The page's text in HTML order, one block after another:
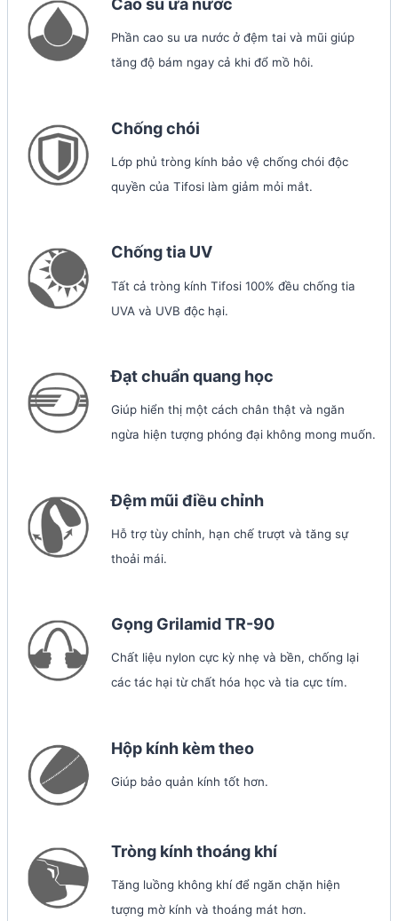
Cao su ưa nước
Phần cao su ưa nước ở đệm tai và mũi giúp
tăng độ bám ngay cả khi đổ mồ hôi.
Chống chói
Lớp phủ tròng kính bảo vệ chống chói độc
quyền của Tifosi làm giảm mỏi mắt.
Chống tia UV
Tất cả tròng kính Tifosi 100% đều chống tia
UVA và UVB độc hại.
Đạt chuẩn quang học
Giúp hiển thị một cách chân thật và ngăn
ngừa hiện tượng phóng đại không mong muốn.
Đệm mũi điều chỉnh
Hỗ trợ tùy chỉnh, hạn chế trượt và tăng sự
thoải mái.
Gọng Grilamid TR-90
Chất liệu nylon cực kỳ nhẹ và bền, chống lại
các tác hại từ chất hóa học và tia cực tím.
Hộp kính kèm theo
Giúp bảo quản kính tốt hơn.
Tròng kính thoáng khí
Tăng luồng không khí để ngăn chặn hiện
tượng mờ kính và thoáng mát hơn.